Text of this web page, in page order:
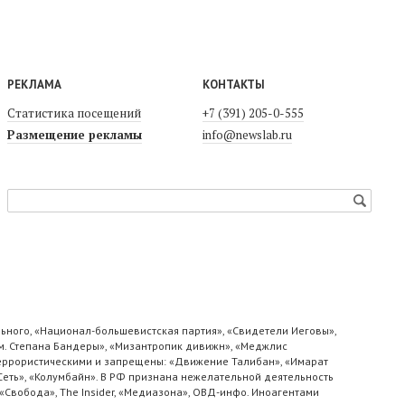
РЕКЛАМА
Статистика посещений
Размещение рекламы
КОНТАКТЫ
+7 (391) 205-0-555
info@newslab.ru
«Национал-большевистская партия», «Свидетели Иеговы»,
Степана Бандеры», «Мизантропик дивижн», «Меджлис
и запрещены: «Движение Талибан», «Имарат
«Колумбайн». В РФ признана нежелательной деятельность
The Insider, «Медиазона», ОВД-инфо. Иноагентами